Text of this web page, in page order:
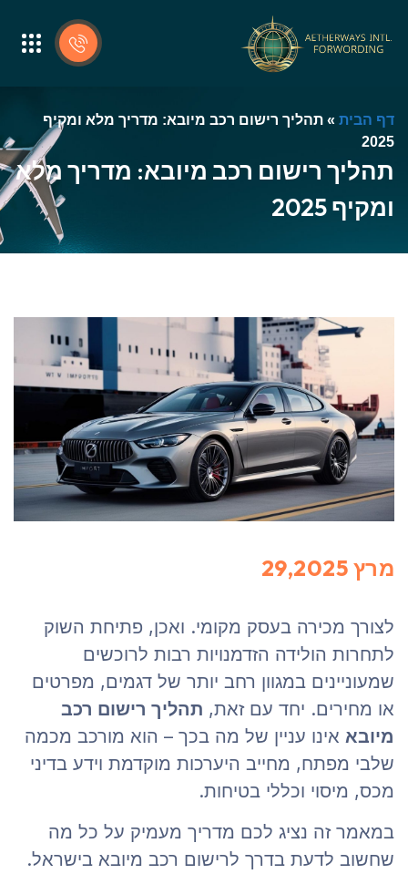
דף הבית» תהליך רישום רכב מיובא: מדריך מלא ומקיף
2025
תהליך רישום רכב מיובא: מדריך מלא
ומקיף 2025
מרץ 29,2025
לצורך מכירה בעסק מקומי. ואכן, פתיחת השוק
לתחרות הולידה הזדמנויות רבות לרוכשים
שמעוניינים במגוון רחב יותר של דגמים, מפרטים
או מחירים. יחד עם זאת,תהליך רישום רכב
מיובאאינו עניין של מה בכך – הוא מורכב מכמה
שלבי מפתח, מחייב היערכות מוקדמת וידע בדיני
מכס, מיסוי וכללי בטיחות.
במאמר זה נציג לכם מדריך מעמיק על כל מה
שחשוב לדעת בדרך לרישום רכב מיובא בישראל.